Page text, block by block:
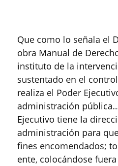
Que como lo señala el
obra Manual de
instituto de la
sustentado en el
realiza el Poder
administración
Ejecutivo tiene la
administración para
fines encomendados;
ente, colocándose